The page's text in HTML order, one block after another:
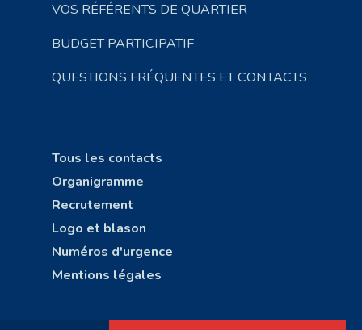
VOS RÉFÉRENTS DE QUARTIER
BUDGET PARTICIPATIF
QUESTIONS FRÉQUENTES ET CONTACTS
Tous les contacts
Organigramme
Recrutement
Logo et blason
Numéros d'urgence
Mentions légales